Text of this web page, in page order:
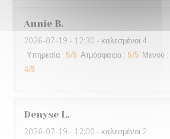
Annie B
2026-07-19 - 12:30 - καλεσμένοι 4
Υπηρεσία : 5/5 Ατμόσφαιρα : 5/5 Μενού :
4/5
Denyse L
2026-07-19 - 12:00 - καλεσμένοι 2